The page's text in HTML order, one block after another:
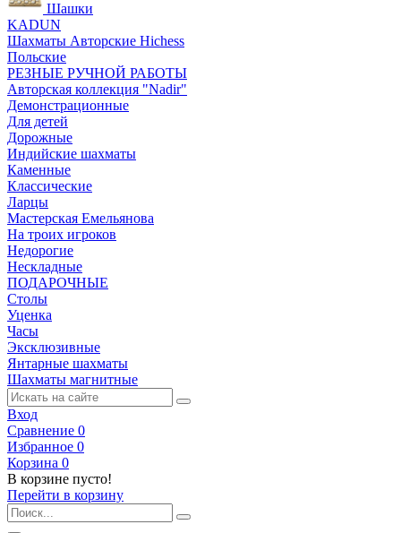
Шашки
KADUN
Шахматы Авторские Hichess
Польские
РЕЗНЫЕ РУЧНОЙ РАБОТЫ
Авторская коллекция "Nadir"
Демонстрационные
Для детей
Дорожные
Индийские шахматы
Каменные
Классические
Ларцы
Мастерская Емельянова
На троих игроков
Недорогие
Нескладные
ПОДАРОЧНЫЕ
Столы
Уценка
Часы
Эксклюзивные
Янтарные шахматы
Шахматы магнитные
Вход
Сравнение 0
Избранное 0
Корзина 0
В корзине пусто!
Перейти в корзину